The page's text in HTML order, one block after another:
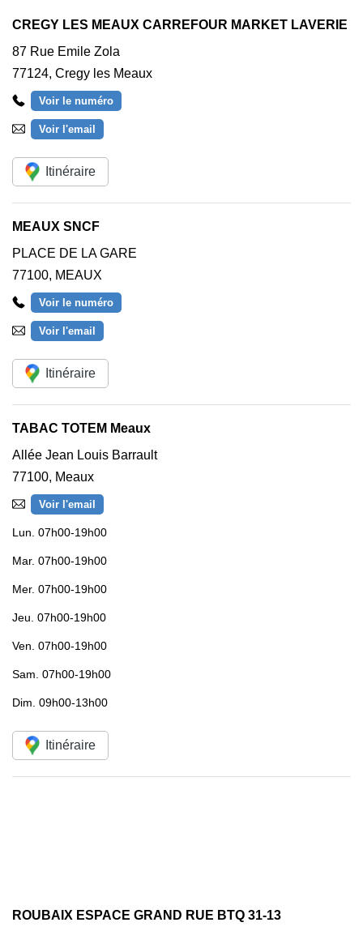
CREGY LES MEAUX CARREFOUR MARKET LAVERIE
87 Rue Emile Zola
77124, Cregy les Meaux
Voir le numéro
Voir l'email
Itinéraire
MEAUX SNCF
PLACE DE LA GARE
77100, MEAUX
Voir le numéro
Voir l'email
Itinéraire
TABAC TOTEM Meaux
Allée Jean Louis Barrault
77100, Meaux
Voir l'email
Lun. 07h00-19h00
Mar. 07h00-19h00
Mer. 07h00-19h00
Jeu. 07h00-19h00
Ven. 07h00-19h00
Sam. 07h00-19h00
Dim. 09h00-13h00
Itinéraire
ROUBAIX ESPACE GRAND RUE BTQ 31-13